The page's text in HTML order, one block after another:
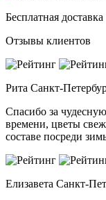
Бесплатная
Отзывы клиентов
Рита Санкт-
Спасибо за
времени, цветы
составе посреди
Елизавета Санкт-